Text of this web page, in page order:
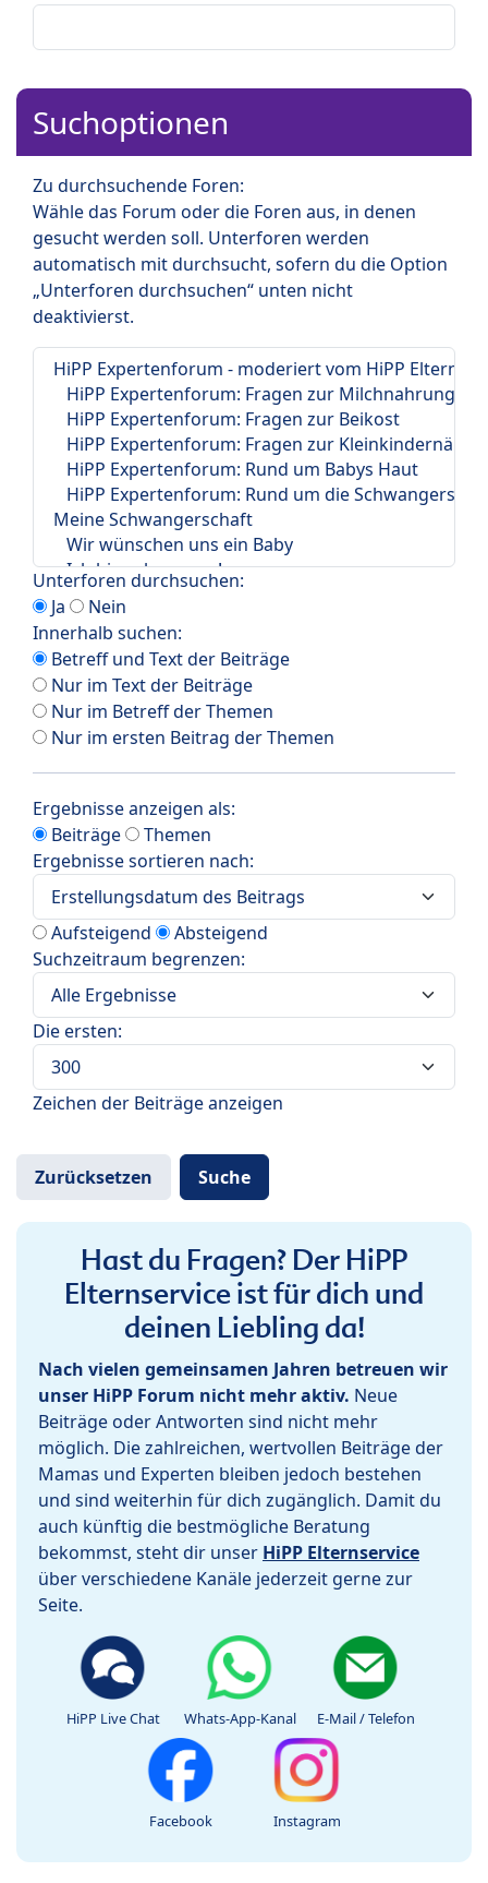
Suchoptionen
Zu durchsuchende Foren:
Wähle das Forum oder die Foren aus, in denen
gesucht werden soll. Unterforen werden
automatisch mit durchsucht, sofern du die Option
„Unterforen durchsuchen“ unten nicht
deaktivierst.
Unterforen durchsuchen:
Ja
Nein
Innerhalb suchen:
Betreff und Text der Beiträge
Nur im Text der Beiträge
Nur im Betreff der Themen
Nur im ersten Beitrag der Themen
Ergebnisse anzeigen als:
Beiträge
Themen
Ergebnisse sortieren nach:
Aufsteigend
Absteigend
Suchzeitraum begrenzen:
Die ersten:
Zeichen der Beiträge anzeigen
Hast du Fragen? Der HiPP
Elternservice ist für dich und
deinen Liebling da!
Nach vielen gemeinsamen Jahren betreuen wir
unser HiPP Forum nicht mehr aktiv. Neue
Beiträge oder Antworten sind nicht mehr
möglich. Die zahlreichen, wertvollen Beiträge der
Mamas und Experten bleiben jedoch bestehen
und sind weiterhin für dich zugänglich. Damit du
auch künftig die bestmögliche Beratung
bekommst, steht dir unser HiPP Elternservice
über verschiedene Kanäle jederzeit gerne zur
Seite.
HiPP Live Chat Whats-App-Kanal E-Mail / Telefon
Facebook Instagram